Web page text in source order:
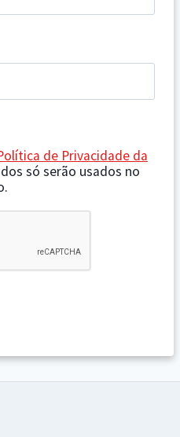
de Privacidade da
só serão usados no